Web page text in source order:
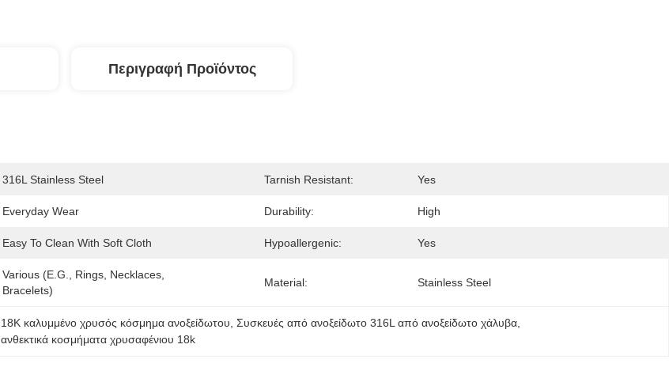
Περιγραφή Προϊόντος
316L Stainless Steel Tarnish Resistant: Yes
Everyday Wear Durability: High
Easy To Clean With Soft Cloth Hypoallergenic: Yes
Various (e.g., Rings, Necklaces,
Bracelets)
Material: Stainless Steel
18K καλυμμένο χρυσός κόσμημα ανοξείδωτου Συσκευές από ανοξείδωτο 316L από ανοξείδωτο χάλυβα
ανθεκτικά κοσμήματα χρυσαφένιου 18k